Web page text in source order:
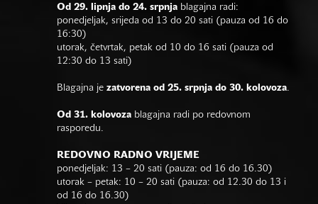
Od 29. lipnja do 24. srpnja blagajna radi:
ponedjeljak, srijeda od 13 do 20 sati (pauza od 16 do
16:30)
utorak, četvrtak, petak od 10 do 16 sati (pauza od
12:30 do 13 sati)
Blagajna je zatvorena od 25. srpnja do 30. kolovoza.
Od 31. kolovoza blagajna radi po redovnom
rasporedu.
REDOVNO RADNO VRIJEME
ponedjeljak: 13 – 20 sati (pauza: od 16 do 16.30)
utorak – petak: 10 – 20 sati (pauza: od 12.30 do 13 i
od 16 do 16.30)